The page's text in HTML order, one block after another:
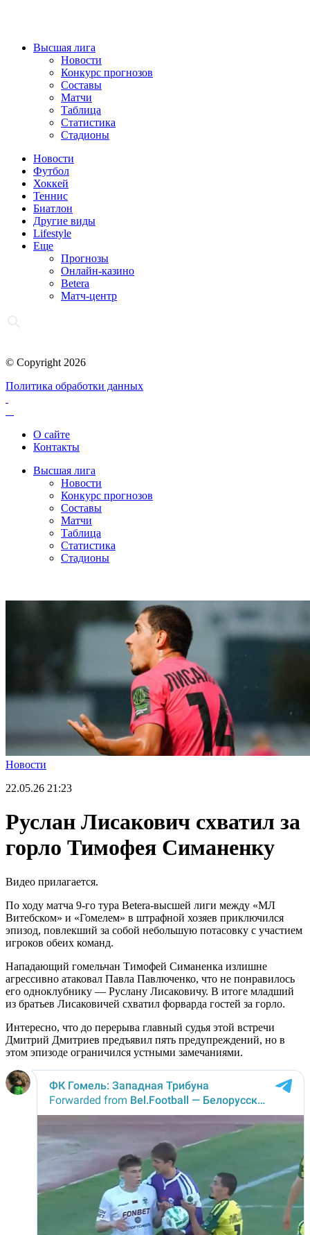
Высшая лига
Новости
Конкурс прогнозов
Составы
Матчи
Таблица
Статистика
Стадионы
Новости
Футбол
Хоккей
Теннис
Биатлон
Другие виды
Lifestyle
Еще
Прогнозы
Онлайн-казино
Betera
Матч-центр
© Copyright 2026
Политика обработки данных
О сайте
Контакты
Высшая лига
Новости
Конкурс прогнозов
Составы
Матчи
Таблица
Статистика
Стадионы
Новости
22.05.26 21:23
Руслан Лисакович схватил за
горло Тимофея Симаненку
Видео прилагается.
По ходу матча 9-го тура Betera-высшей лиги между «МЛ
Витебском» и «Гомелем» в штрафной хозяев приключился
эпизод, повлекший за собой небольшую потасовку с участием
игроков обеих команд.
Нападающий гомельчан Тимофей Симаненка излишне
агрессивно атаковал Павла Павлюченко, что не понравилось
его одноклубнику — Руслану Лисаковичу. В итоге младший
из братьев Лисаковичей схватил форварда гостей за горло.
Интересно, что до перерыва главный судья этой встречи
Дмитрий Дмитриев предъявил пять предупреждений, но в
этом эпизоде ограничился устными замечаниями.